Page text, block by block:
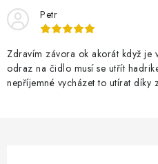
v
ý
p
i
s
Petr
Zdravím závora ok akorát když je
odraz na čidlo musí se utřít
nepříjemné vycházet to utírat díky